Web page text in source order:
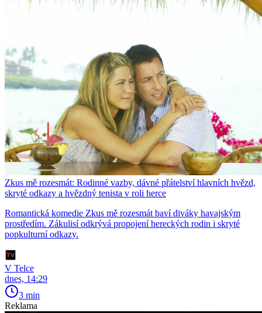
Zkus mě rozesmát: Rodinné vazby, dávné přátelství hlavních hvězd,
skryté odkazy a hvězdný tenista v roli herce
Romantická komedie Zkus mě rozesmát baví diváky havajským
prostředím. Zákulisí odkrývá propojení hereckých rodin i skryté
popkulturní odkazy.
V Telce
dnes, 14:29
3 min
Reklama